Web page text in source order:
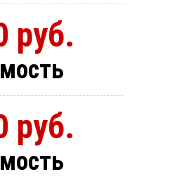
руб.
руб.